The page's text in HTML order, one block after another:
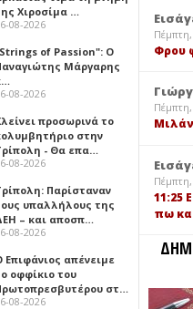
Χιροσίμα …
08-2026
of Passion": Ο
Μάργαρης
08-2026
προσωρινά το
στην
- Θα επα…
08-2026
Παρίσταναν
υπαλλήλους της
– και αποσπ…
08-2026
Επιφάνιος απένειμε
οφφίκιο του
στ…
08-2026
Φρου
11:25
πω